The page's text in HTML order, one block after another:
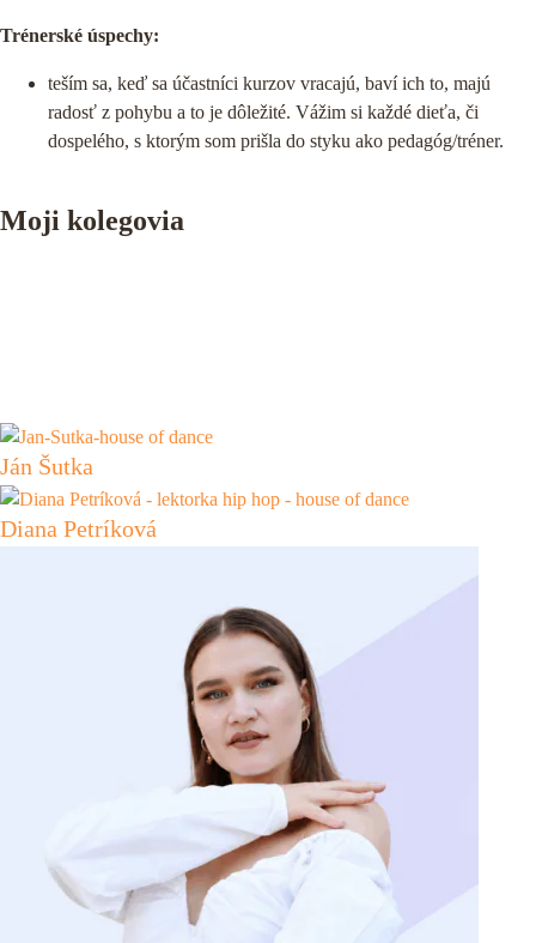
Trénerské úspechy:
teším sa, keď sa účastníci kurzov vracajú, baví ich to, majú
radosť z pohybu a to je dôležité. Vážim si každé dieťa, či
dospelého, s ktorým som prišla do styku ako pedagóg/tréner.
Moji kolegovia
Ján Šutka
Diana Petríková